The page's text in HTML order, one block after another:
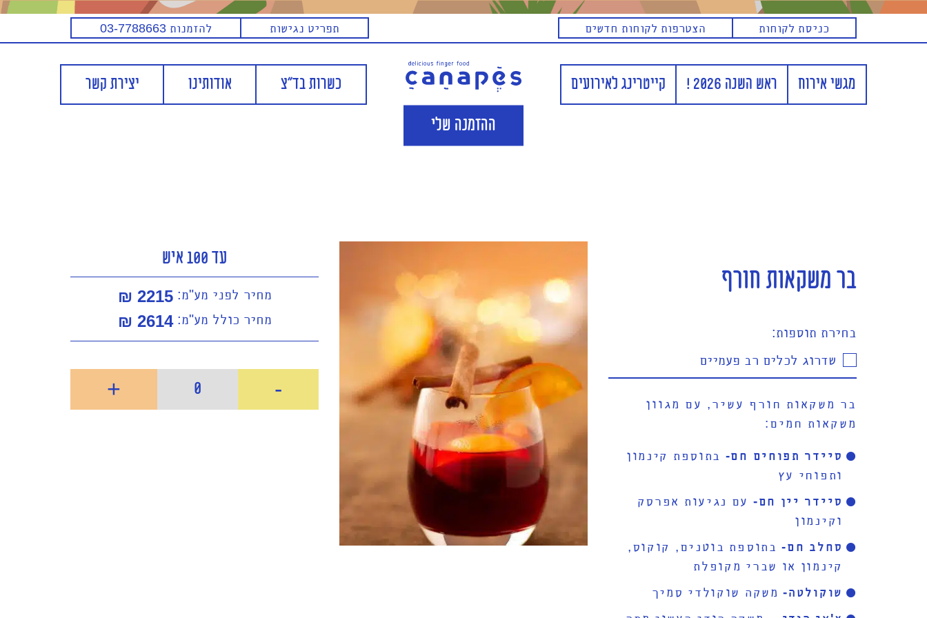
כניסת לקוחות הצטרפות לקוחות חדשים תפריט נגישות להזמנות 03-7788663
מגשי אירוח ראש השנה 2026 ! קייטרינג לאירועים כשרות בד"צ אודותינו יצירת קשר
ההזמנה שלי
בר משקאות חורף
בר משקאות חורף
בחירת תוספות:
שדרוג לכלים רב פעמיים
בר משקאות חורף עשיר, עם מגוון
משקאות חמים:
סיידר תפוחים חם- בתוספת קינמון
ותפוחי עץ
סיידר יין חם- עם נגיעות אפרסק
וקינמון
סחלב חם-בתוספת בוטנים, קוקוס,
קינמון או שברי מקופלת
שוקולטה-משקה שוקולדי סמיך
עד 100 איש
מחיר לפני מע"מ: 2215 ₪
מחיר כולל מע"מ: 2614
₪
-
0
+